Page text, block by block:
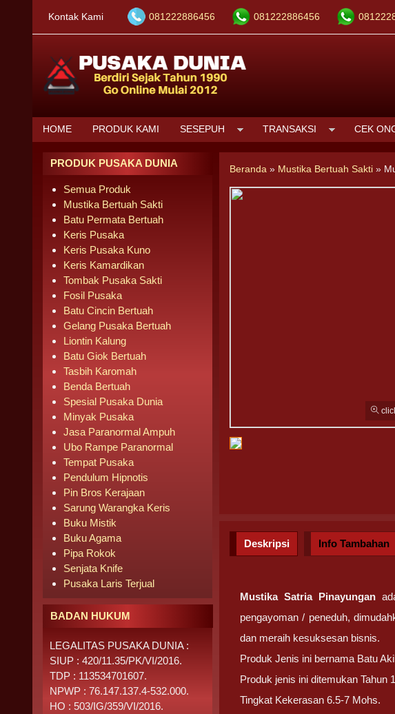
Kontak Kami 081222886456 081222886456
HOME PRODUK KAMI SESEPUH TRANSAKSI CEK
Beranda » Mustika Bertuah Sakti »
Deskripsi Info Tambahan
Mustika Satria Pinayungan
pengayoman / peneduh,
dan meraih kesuksesan bisnis.
Produk Jenis ini bernama Batu
Produk jenis ini ditemukan Tahun
Tingkat Kekerasan 6.5-7 Mohs.
PRODUK PUSAKA DUNIA
Semua Produk
Mustika Bertuah Sakti
Batu Permata Bertuah
Keris Pusaka
Keris Pusaka Kuno
Keris Kamardikan
Tombak Pusaka Sakti
Fosil Pusaka
Batu Cincin Bertuah
Gelang Pusaka Bertuah
Liontin Kalung
Batu Giok Bertuah
Tasbih Karomah
Benda Bertuah
Spesial Pusaka Dunia
Minyak Pusaka
Jasa Paranormal Ampuh
Ubo Rampe Paranormal
Tempat Pusaka
Pendulum Hipnotis
Pin Bros Kerajaan
Sarung Warangka Keris
Buku Mistik
Buku Agama
Pipa Rokok
Senjata Knife
Pusaka Laris Terjual
BADAN HUKUM
LEGALITAS PUSAKA DUNIA :
SIUP : 420/11.35/PK/VI/2016.
TDP : 113534701607.
NPWP : 76.147.137.4-532.000.
HO : 503/IG/359/VI/2016.